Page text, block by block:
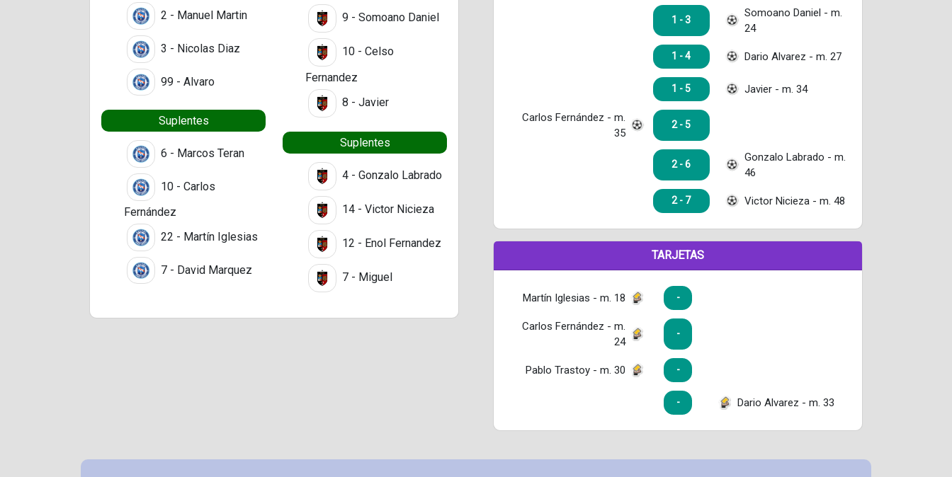
2 - Manuel Martin
3 - Nicolas Diaz
99 - Alvaro
Suplentes
6 - Marcos Teran
10 - Carlos
Fernández
22 - Martín Iglesias
7 - David Marquez
9 - Somoano Daniel
10 - Celso
Fernandez
8 - Javier
Suplentes
4 - Gonzalo Labrado
14 - Victor Nicieza
12 - Enol Fernandez
7 - Miguel
1 - 3
Somoano Daniel - m.
24
1 - 4 Dario Alvarez - m. 27
1 - 5 Javier - m. 34
Carlos Fernández - m.
35
2 - 5
2 - 6
Gonzalo Labrado - m.
46
2 - 7 Victor Nicieza - m. 48
TARJETAS
Martín Iglesias - m. 18 -
Carlos Fernández - m.
24
-
Pablo Trastoy - m. 30 -
- Dario Alvarez - m. 33